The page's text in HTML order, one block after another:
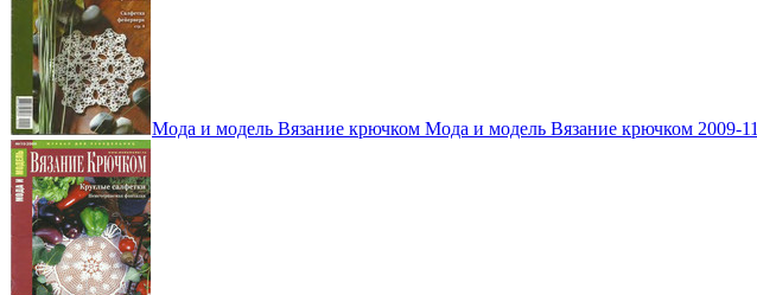
Мода и модель Вязание крючком Мода и модель Вязание крючком 2009-11